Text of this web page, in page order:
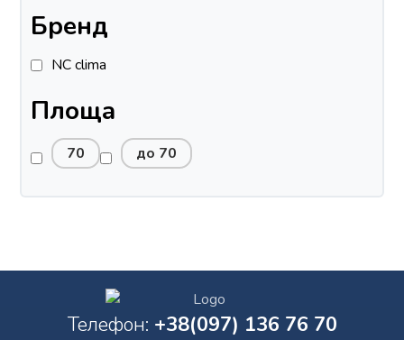
Бренд
NC clima
Площа
70 до 70
Телефон: +38(097) 136 76 70